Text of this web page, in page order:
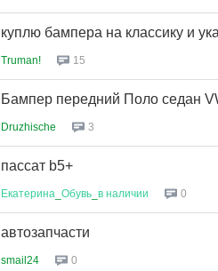
куплю бампера на классику и
Truman! 15
Бампер передний Поло седан
Druzhische 3
пассат b5+
Екатерина Обувь в наличии 0
автозапчасти
smail24 0